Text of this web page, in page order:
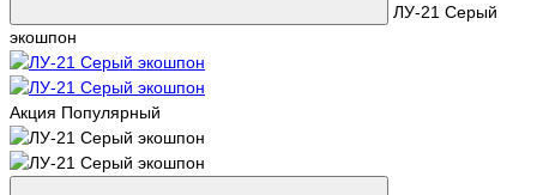
ЛУ-21 Серый
экошпон
Акция Популярный